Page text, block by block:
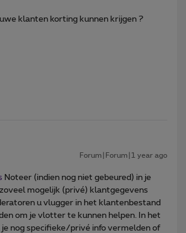
klanten korting kunnen krijgen ?
Forum|Forum|1 year ago
Noteer (indien nog niet gebeured) in je
zoveel mogelijk (privé) klantgegevens
u vlugger in het klantenbestand
om je vlotter te kunnen helpen. In het
nog specifieke/privé info vermelden of